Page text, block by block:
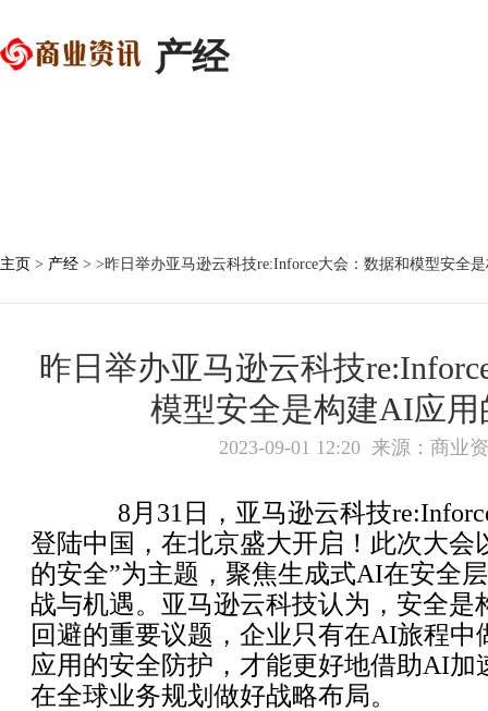
产经
主页 > 产经 > >昨日举办亚马逊云科技re:Inforce大会：数据和模型安全
昨日举办亚马逊云科技
模型安全是构建AI应用
2023-09-01 12:20 来源：商业
8月31日，亚马逊云科技
登陆中国，在北京盛大开启！此次大会
的安全”为主题，聚焦生成式AI在安全
战与机遇。亚马逊云科技认为，安全是
回避的重要议题，企业只有在AI旅程中
应用的安全防护，才能更好地借助AI加
在全球业务规划做好战略布局。